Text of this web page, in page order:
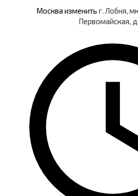
Москва изменить г. Лобня,
Первомайская,